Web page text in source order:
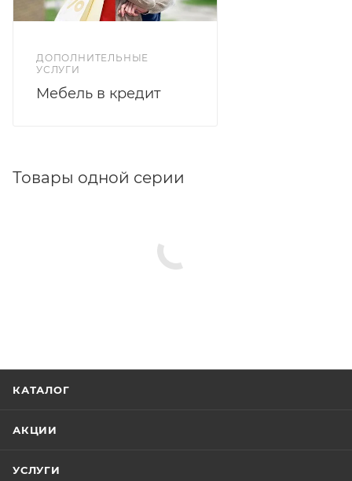
ДОПОЛНИТЕЛЬНЫЕ
УСЛУГИ
Мебель в кредит
Товары одной серии
КАТАЛОГ
АКЦИИ
УСЛУГИ